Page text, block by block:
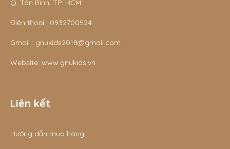
Q. Tân Bình, TP. HCM
Điện thoại : 0932700524
Gmail : gnukids2018@gmail.com
Website: www.gnukids.vn
Liên kết
Hướng dẫn mua hàng